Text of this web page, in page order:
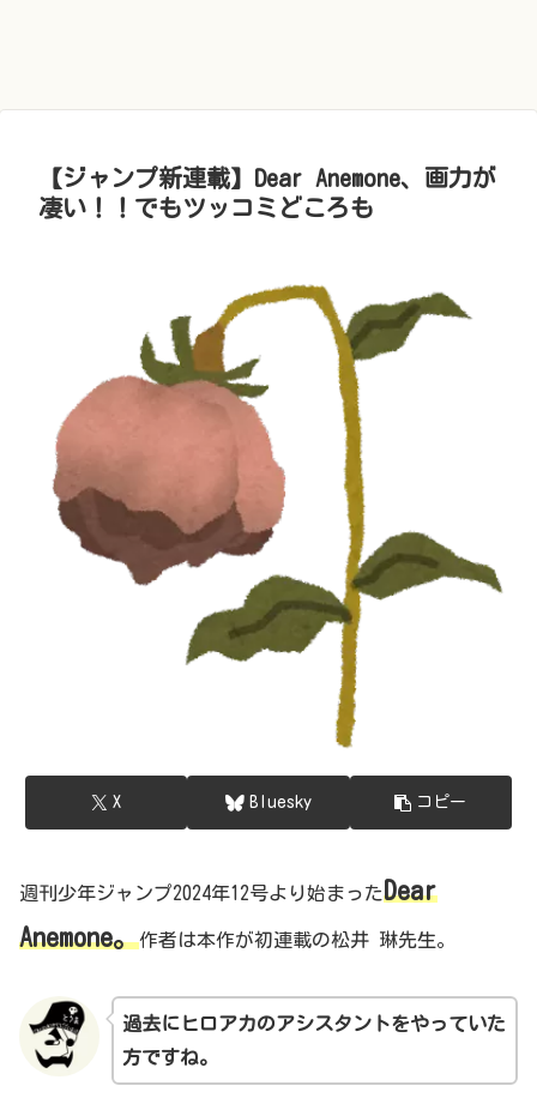
【ジャンプ新連載】Dear Anemone、画力が
凄い！！でもツッコミどころも
X Bluesky コピー
週刊少年ジャンプ2024年12号より始まったDear
Anemone。作者は本作が初連載の松井 琳先生。
過去にヒロアカのアシスタントをやっていた
方ですね。